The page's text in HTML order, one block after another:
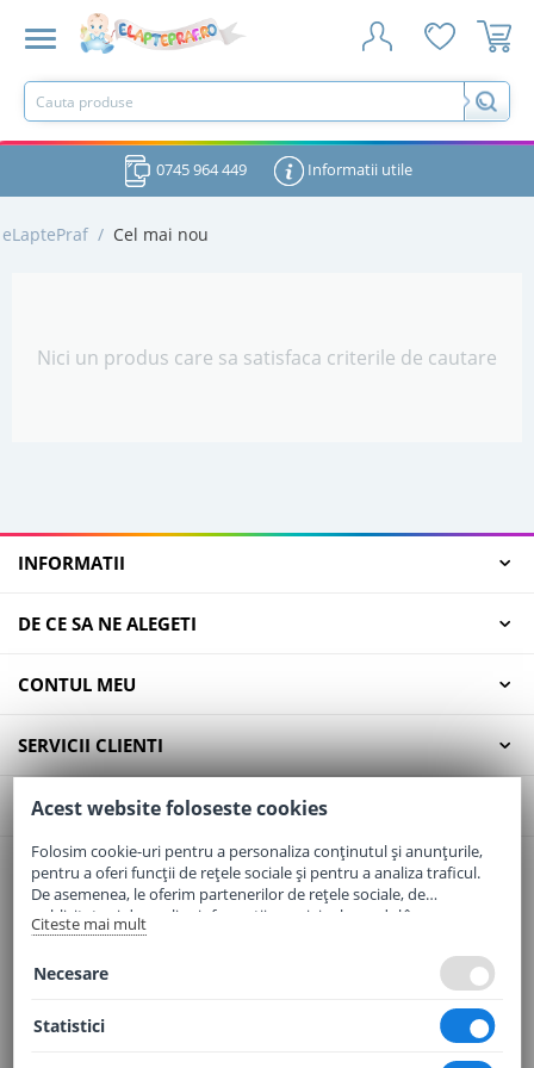
0745 964 449 Informatii utile
eLaptePraf / Cel mai nou
Nici un produs care sa satisfaca criterile de cautare
INFORMATII
DE CE SA NE ALEGETI
CONTUL MEU
SERVICII CLIENTI
CONTACT
Email:office@elaptepraf.ro
Telefon:0745-964-449
Adresa:Sos. Borsului, Nr. 20, Oradea, Jud. Bihor
Acest website foloseste cookies
Folosim cookie-uri pentru a personaliza conținutul și anunțurile,
pentru a oferi funcții de rețele sociale și pentru a analiza traficul.
De asemenea, le oferim partenerilor de rețele sociale, de
publicitate și de analize informații cu privire la modul în care
folosiți site-ul nostru. Aceștia le pot combina cu alte informații
Citeste mai mult
Necesare
Statistici